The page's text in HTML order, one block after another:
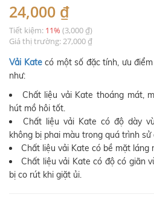
24,000 ₫
Tiết kiệm: 11% (3,000 ₫)
Giá thị trường: 27,000 ₫
Vải Katecó một số đặc tính, ưu
như:
Chất liệu vải Kate thoáng mát,
hút mồ hôi tốt.
Chất liệu vải Kate có độ dày
không bị phai màu trong quá trình sử
Chất liệu vải Kate có bề mặt láng
Chất liệu vải Kate có độ có giãn
bị co rút khi giặt ủi.